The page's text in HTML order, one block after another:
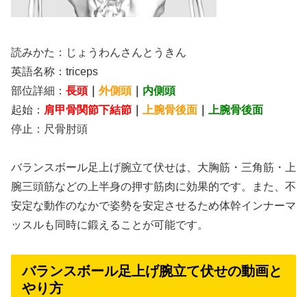
読みかた：じょうわんさんとうきん
英語名称：triceps
部位詳細： 長頭 外側頭
内側頭
起始： 肩甲骨関節下結節 上腕骨後面
上腕骨後面
停止：尺骨肘頭
バランスボール足上げ腕立て伏せは、大胸筋・三角筋・上
腕三頭筋などの上半身の押す筋肉に効果的です。また、不
安定な動作のなかで姿勢を安定させるため体幹インナーマ
ッスルも同時に鍛えることが可能です。
バランスボール足上げ腕立て伏せの動画と
やり方